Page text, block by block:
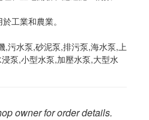
工業和農業。
,污水泵,砂泥泵,排污泵,海水泵,上
泵,小型水泵,加壓水泵,大型水
owner for order details.